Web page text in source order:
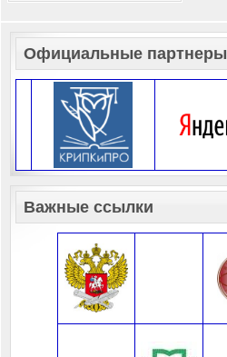
Официальные партнеры
Важные ссылки